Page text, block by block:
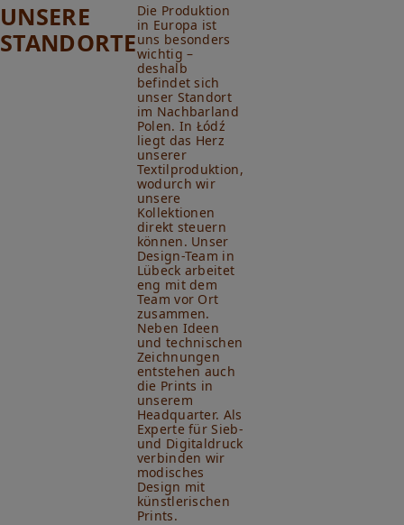
UNSERE
STANDORTE
Die Produktion
in Europa ist
uns besonders
wichtig –
deshalb
befindet sich
unser Standort
im Nachbarland
Polen. In Łódź
liegt das Herz
unserer
Textilproduktion,
wodurch wir
unsere
Kollektionen
direkt steuern
können. Unser
Design-Team in
Lübeck arbeitet
eng mit dem
Team vor Ort
zusammen.
Neben Ideen
und technischen
Zeichnungen
entstehen auch
die Prints in
unserem
Headquarter. Als
Experte für Sieb-
und Digitaldruck
verbinden wir
modisches
Design mit
künstlerischen
Prints.